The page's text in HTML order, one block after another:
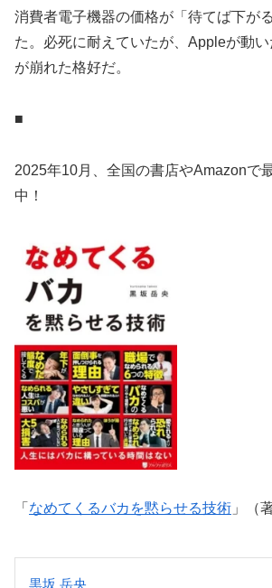
消費者電子機器の価格が「待てば下が
た。必死に耐えていたが、Appleが動
が崩れた格好だ。
■
2025年10月、全国の書店やAmazonで
中！
「 なめてくるバカを黙らせる技術 」（
黒坂 岳央